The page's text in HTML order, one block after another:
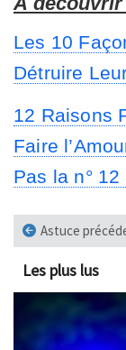
Les 10
Détruire
12 Raisons
Faire
Pas la n° 12
Astuce
Les plus lus